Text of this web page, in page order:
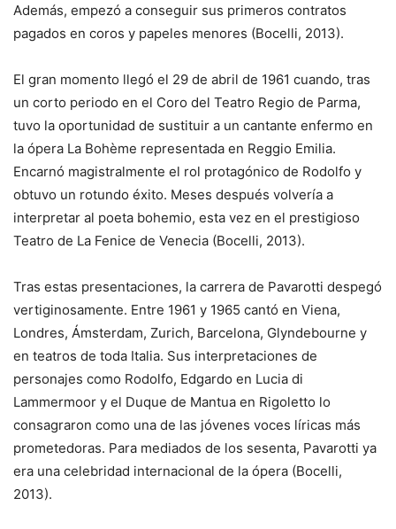
Además, empezó a conseguir sus primeros contratos
pagados en coros y papeles menores (Bocelli, 2013).
El gran momento llegó el 29 de abril de 1961 cuando, tras
un corto periodo en el Coro del Teatro Regio de Parma,
tuvo la oportunidad de sustituir a un cantante enfermo en
la ópera La Bohème representada en Reggio Emilia.
Encarnó magistralmente el rol protagónico de Rodolfo y
obtuvo un rotundo éxito. Meses después volvería a
interpretar al poeta bohemio, esta vez en el prestigioso
Teatro de La Fenice de Venecia (Bocelli, 2013).
Tras estas presentaciones, la carrera de Pavarotti despegó
vertiginosamente. Entre 1961 y 1965 cantó en Viena,
Londres, Ámsterdam, Zurich, Barcelona, Glyndebourne y
en teatros de toda Italia. Sus interpretaciones de
personajes como Rodolfo, Edgardo en Lucia di
Lammermoor y el Duque de Mantua en Rigoletto lo
consagraron como una de las jóvenes voces líricas más
prometedoras. Para mediados de los sesenta, Pavarotti ya
era una celebridad internacional de la ópera (Bocelli,
2013).